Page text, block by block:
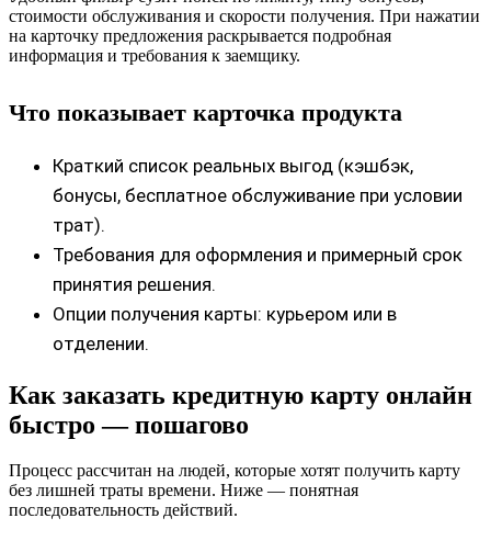
стоимости обслуживания и скорости получения. При нажатии
на карточку предложения раскрывается подробная
информация и требования к заемщику.
Что показывает карточка продукта
Краткий список реальных выгод (кэшбэк,
бонусы, бесплатное обслуживание при условии
трат).
Требования для оформления и примерный срок
принятия решения.
Опции получения карты: курьером или в
отделении.
Как заказать кредитную карту онлайн
быстро — пошагово
Процесс рассчитан на людей, которые хотят получить карту
без лишней траты времени. Ниже — понятная
последовательность действий.